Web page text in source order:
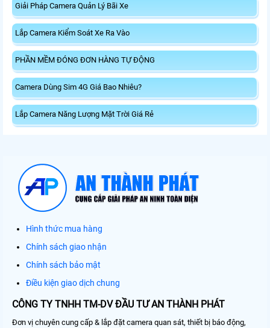
Giải Pháp Camera Quản Lý Bãi Xe
Lắp Camera Kiểm Soát Xe Ra Vào
PHẦN MỀM ĐÓNG ĐƠN HÀNG TỰ ĐỘNG
Camera Dùng Sim 4G Giá Bao Nhiêu?
Lắp Camera Năng Lượng Mặt Trời Giá Rẻ
Hình thức mua hàng
Chính sách giao nhận
Chính sách bảo mật
Điều kiện giao dịch chung
CÔNG TY TNHH TM-DV ĐẦU TƯ AN THÀNH PHÁT
Đơn vị chuyên cung cấp & lắp đặt camera quan sát, thiết bị báo động,